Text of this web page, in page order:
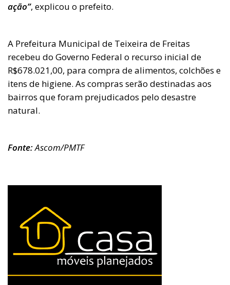
ação”, explicou o prefeito.
A Prefeitura Municipal de Teixeira de Freitas
recebeu do Governo Federal o recurso inicial de
R$678.021,00, para compra de alimentos, colchões e
itens de higiene. As compras serão destinadas aos
bairros que foram prejudicados pelo desastre
natural.
Fonte:Ascom/PMTF